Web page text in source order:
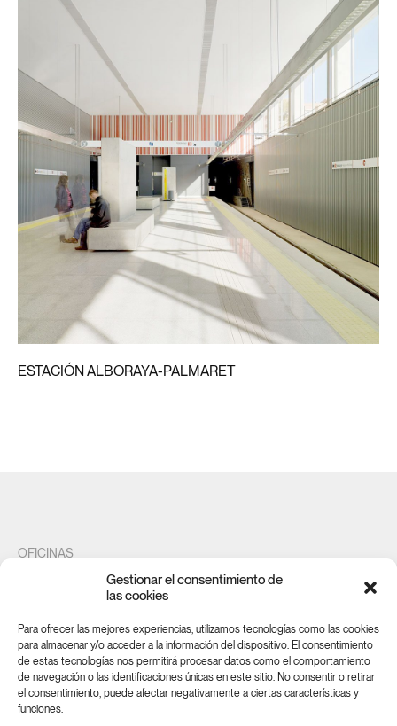
Gestionar el consentimiento de
las cookies
Para ofrecer las mejores experiencias, utilizamos tecnologías como las cookies
para almacenar y/o acceder a la información del dispositivo. El consentimiento
de estas tecnologías nos permitirá procesar datos como el comportamiento
de navegación o las identificaciones únicas en este sitio. No consentir o retirar
el consentimiento, puede afectar negativamente a ciertas características y
funciones.
ESTACIÓN ALBORAYA-PALMARET
OFICINAS
Maestro Gozalbo 20
SUSCRÍBETE A NUESTRA NEWSLETTER
SUSCRÍBETE AHORA